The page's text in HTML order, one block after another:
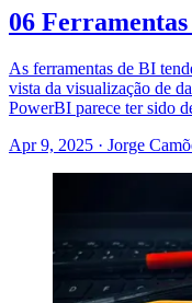
06
As ferramentas de BI
vista da visualização de
PowerBI parece ter sido
Apr 9, 2025 · Jorge